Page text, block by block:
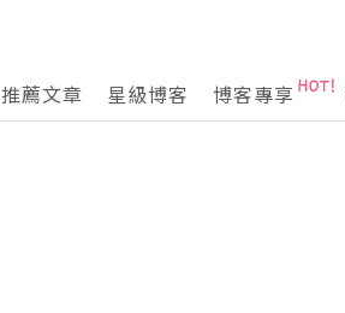
推薦文章 星級博客 博客專享